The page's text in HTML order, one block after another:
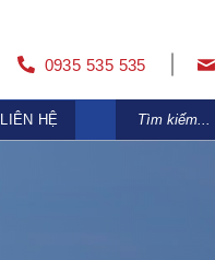
0935 535 535
LIÊN HỆ